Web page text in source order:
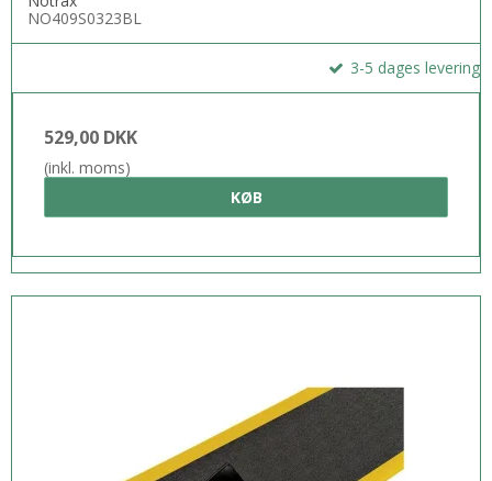
NO409S0323BL
3-5 dages levering
529,00 DKK
(inkl. moms)
KØB